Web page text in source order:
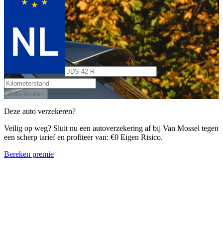
Auto inruilen
Deze auto verzekeren?
Veilig op weg? Sluit nu een autoverzekering af bij Van Mossel tegen
een scherp tarief en profiteer van: €0 Eigen Risico.
Bereken premie